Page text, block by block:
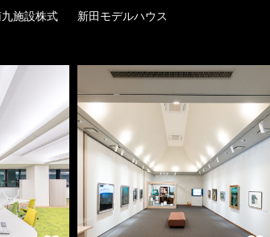
九施設株式
新田モデルハウス